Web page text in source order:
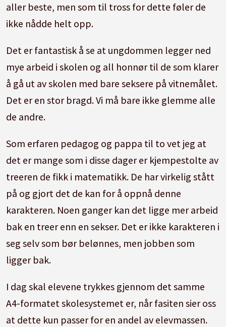
aller beste, men som til tross for dette føler de
ikke nådde helt opp.
Det er fantastisk å se at ungdommen legger ned
mye arbeid i skolen og all honnør til de som klarer
å gå ut av skolen med bare seksere på vitnemålet.
Det er en stor bragd. Vi må bare ikke glemme alle
de andre.
Som erfaren pedagog og pappa til to vet jeg at
det er mange som i disse dager er kjempestolte av
treeren de fikk i matematikk. De har virkelig stått
på og gjort det de kan for å oppnå denne
karakteren. Noen ganger kan det ligge mer arbeid
bak en treer enn en sekser. Det er ikke karakteren i
seg selv som bør belønnes, men jobben som
ligger bak.
I dag skal elevene trykkes gjennom det samme
A4-formatet skolesystemet er, når fasiten sier oss
at dette kun passer for en andel av elevmassen.